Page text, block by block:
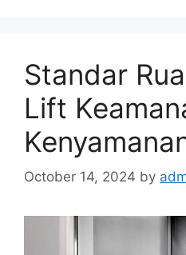
Standar
Lift
October 14, 2024 by